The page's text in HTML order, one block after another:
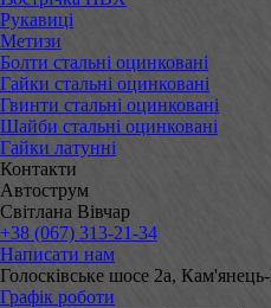
Рукавиці
Метизи
Болти стальні оцинковані
Гайки стальні оцинковані
Гвинти стальні оцинковані
Шайби стальні оцинковані
Гайки латунні
Контакти
Автострум
Світлана Вівчар
+38 (067) 313-21-34
Написати нам
Голосківське шосе 2а,
Графік роботи